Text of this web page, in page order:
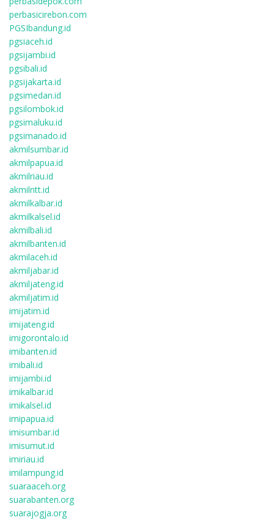
perbasicirebon.com
PGSIbandung.id
pgsiaceh.id
pgsijambi.id
pgsibali.id
pgsijakarta.id
pgsimedan.id
pgsilombok.id
pgsimaluku.id
pgsimanado.id
akmilsumbar.id
akmilpapua.id
akmilriau.id
akmilntt.id
akmilkalbar.id
akmilkalsel.id
akmilbali.id
akmilbanten.id
akmilaceh.id
akmiljabar.id
akmiljateng.id
akmiljatim.id
imijatim.id
imijateng.id
imigorontalo.id
imibanten.id
imibali.id
imijambi.id
imikalbar.id
imikalsel.id
imipapua.id
imisumbar.id
imisumut.id
imiriau.id
imilampung.id
suaraaceh.org
suarabanten.org
suarajogja.org